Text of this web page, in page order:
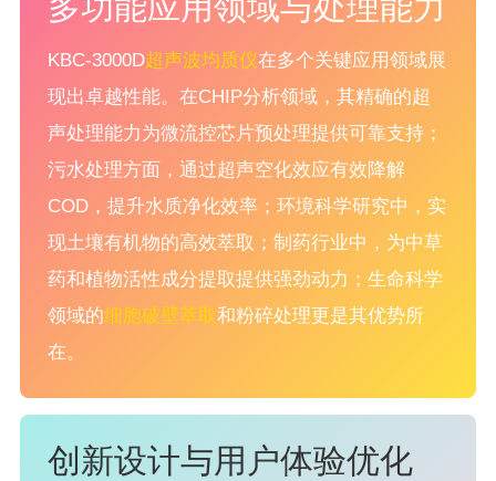
多功能应用领域与处理能力
KBC-3000D超声波均质仪在多个关键应用领域展
现出卓越性能。在CHIP分析领域，其精确的超
声处理能力为微流控芯片预处理提供可靠支持；
污水处理方面，通过超声空化效应有效降解
COD，提升水质净化效率；环境科学研究中，实
现土壤有机物的高效萃取；制药行业中，为中草
药和植物活性成分提取提供强劲动力；生命科学
领域的细胞破壁萃取和粉碎处理更是其优势所
在。
创新设计与用户体验优化